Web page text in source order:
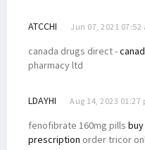
ATCCHI Jun 07, 2021 07:52
canada drugs direct -
pharmacy ltd
LDAYHI Aug 14, 2023 01:27
fenofibrate 160mg pills
prescription order tricor